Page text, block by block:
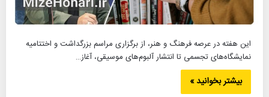
این هفته در عرصه فرهنگ و هنر، از برگزاری مراسم بزرگداشت و اختتامیه
نمایشگاه‌های تجسمی تا انتشار آلبوم‌های موسیقی، آغاز…
بیشتر بخوانید »